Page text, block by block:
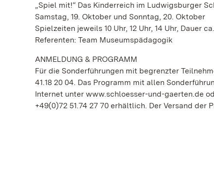
„Spiel mit!“ Das Kinderreich im Ludwigsburger
Samstag, 19. Oktober und Sonntag, 20. Oktober
Spielzeiten jeweils 10 Uhr, 12 Uhr, 14 Uhr, Dauer
Referenten: Team Museumspädagogik
ANMELDUNG & PROGRAMM
Für die Sonderführungen mit begrenzter
41.18 20 04. Das Programm mit allen
Internet unter www.schloesser-und-gaerten.de
+49(0)72 51.74 27 70 erhältlich. Der Versand der